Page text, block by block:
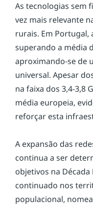
As tecnologias sem
vez mais relevante
rurais. Em Portugal,
superando a média
aproximando-se de
universal. Apesar
na faixa dos 3,4-3,8
média europeia,
reforçar esta
A expansão das
continua a ser
objetivos na
continuado nos
populacional,